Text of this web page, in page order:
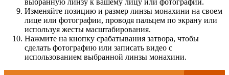
выбранную линзу к вашему лицу или фотографии.
Изменяйте позицию и размер линзы монахини на своем
лице или фотографии, проводя пальцем по экрану или
используя жесты масштабирования.
Нажмите на кнопку срабатывания затвора, чтобы
сделать фотографию или записать видео с
использованием выбранной линзы монахини.